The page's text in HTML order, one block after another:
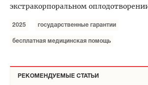
экстракорпоральном
2025 государственные гарантии
бесплатная медицинская помощь
РЕКОМЕНДУЕМЫЕ СТАТЬИ